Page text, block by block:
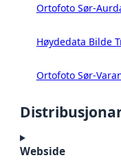
Ortofoto Sør-
Høydedata Bilde
Ortofoto Sør-
Webside